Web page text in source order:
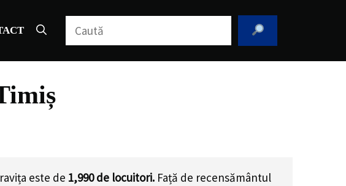
Caută
este de 1,990de locuitori. Față de recensământul